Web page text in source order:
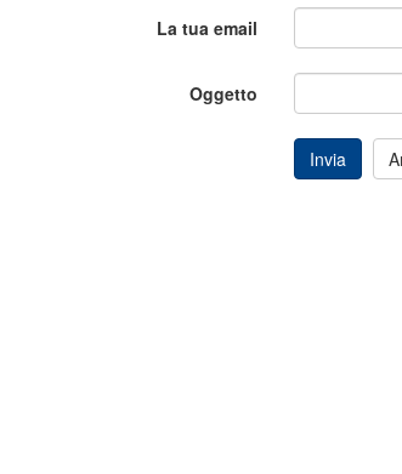
La tua email
Oggetto
Invia